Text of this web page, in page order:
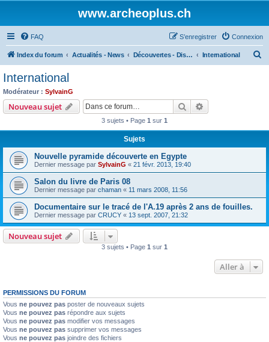
www.archeoplus.ch
FAQ Connexion
S’enregistrer
Index du forum Actualités - News Découvertes - Discoveries International
International
Modérateur : SylvainG
Nouveau sujet Rechercher
3 sujets • Page 1 sur 1
Sujets
Nouvelle pyramide découverte en Egypte
Dernier message par SylvainG « 21 févr. 2013, 19:40
Salon du livre de Paris 08
Dernier message par chaman « 11 mars 2008, 11:56
Documentaire sur le tracé de l'A.19 après 2 ans de fouilles.
Dernier message par CRUCY « 13 sept. 2007, 21:32
Nouveau sujet
3 sujets • Page 1 sur 1
Aller à
PERMISSIONS DU FORUM
Vous ne pouvez pas poster de nouveaux sujets
Vous ne pouvez pas répondre aux sujets
Vous ne pouvez pas modifier vos messages
Vous ne pouvez pas supprimer vos messages
Vous ne pouvez pas joindre des fichiers